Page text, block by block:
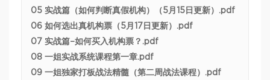
05 实战篇（如何判断真假机构）（5月15日更新）.pdf
06 如何选出真机构票（5月17日更新）.pdf
07 实战篇–如何买入机构票？.pdf
08 一姐实战系统课程第一章.pdf
09 一姐独家打板战法精髓（第二周战法课程）.pdf